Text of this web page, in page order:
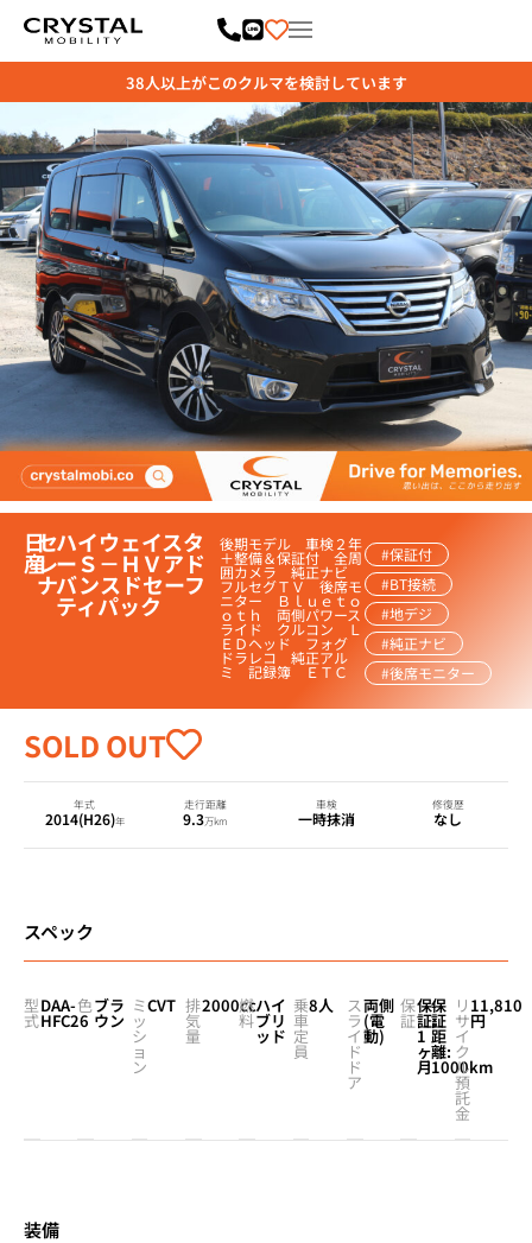
ッ
38人以上がこのクルマを検討しています
日
産
セ
レ
ナ
ハイウェイスタ
ーＳ－ＨＶアド
バンスドセーフ
ティパック
後期モデル 車検２年
＋整備＆保証付 全周
囲カメラ 純正ナビ
フルセグＴＶ 後席モ
ニター Ｂｌｕｅｔｏ
ｏｔｈ 両側パワース
ライド クルコン Ｌ
ＥＤヘッド フォグ
ドラレコ 純正アル
ミ 記録簿 ＥＴＣ
#保証付
#BT接続
#地デジ
#純正ナビ
#後席モニター
SOLD OUT
年式
2014(H26)年
走行距離
9.3万km
車検
一時抹消
修復歴
なし
スペック
型
式
DAA-
HFC26
色ブラ
ウン
ミ
ッ
シ
ョ
ン
CVT 排
気
量
2000cc
燃
料
ハイ
ブリ
ッド
乗
車
定
員
8人 ス
ラ
イ
ド
ド
ア
両側
(電
動)
保
証
保
証:
1
ヶ
月
-保
証
距
離:
1000km
リ
サ
イ
ク
ル
預
託
金
11,810
円
装備